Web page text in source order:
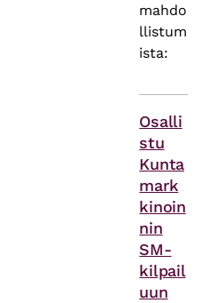
mahdo
llistum
ista:
Osalli
stu
Kunta
mark
kinoin
nin
SM-
kilpail
uun